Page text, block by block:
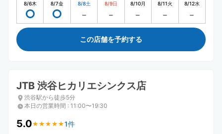
8/6木 8/7金 8/8土 8/9日 8/10月 8/11火 8/12水
この店舗を予約する
JTB 渋谷ヒカリエシンクス店
渋谷駅から徒歩5分
本日の営業時間 : 11:00〜19:30
5.0★ ★ ★ ★ ★
★ ★ ★ ★ ★1件